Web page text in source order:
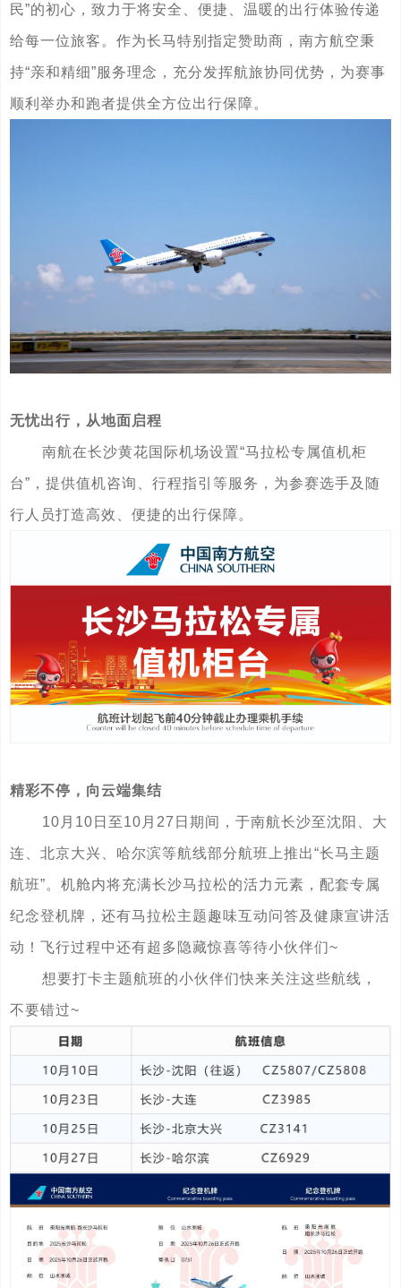
民”的初心，致力于将安全、便捷、温暖的出行体验传递
给每一位旅客。作为长马特别指定赞助商，南方航空秉
持“亲和精细”服务理念，充分发挥航旅协同优势，为赛事
顺利举办和跑者提供全方位出行保障。
无忧出行，从地面启程
南航在长沙黄花国际机场设置“马拉松专属值机柜
台”，提供值机咨询、行程指引等服务，为参赛选手及随
行人员打造高效、便捷的出行保障。
精彩不停，向云端集结
10月10日至10月27日期间，于南航长沙至沈阳、大
连、北京大兴、哈尔滨等航线部分航班上推出“长马主题
航班”。机舱内将充满长沙马拉松的活力元素，配套专属
纪念登机牌，还有马拉松主题趣味互动问答及健康宣讲活
动！飞行过程中还有超多隐藏惊喜等待小伙伴们~
想要打卡主题航班的小伙伴们快来关注这些航线，
不要错过~